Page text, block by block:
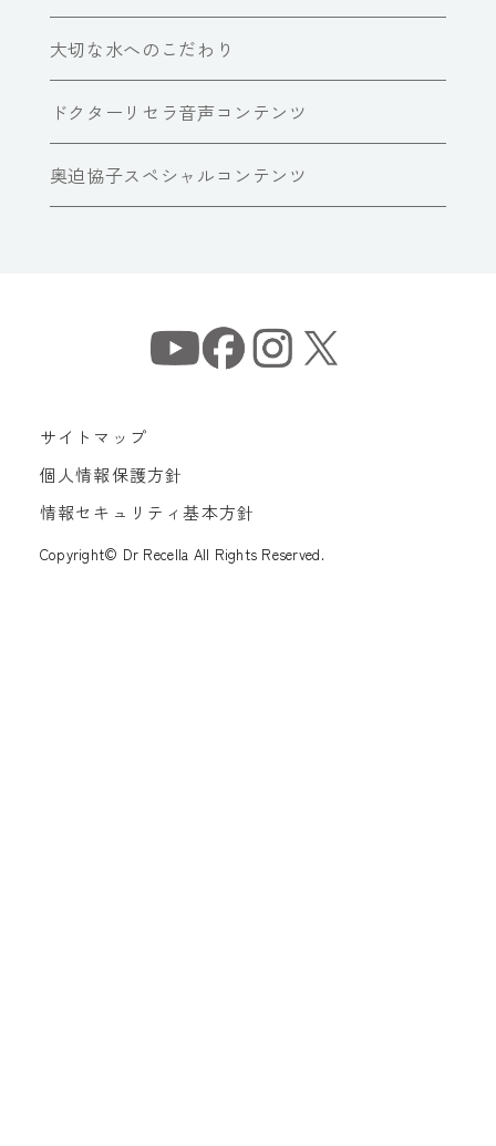
大切な水へのこだわり
ドクターリセラ音声コンテンツ
奥迫協子スペシャルコンテンツ
サイトマップ
個人情報保護方針
情報セキュリティ基本方針
Copyright© Dr Recella All Rights Reserved.